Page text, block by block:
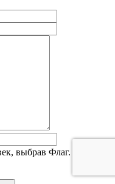
выбрав Флаг.